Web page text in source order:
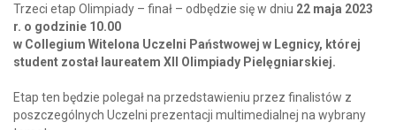
Trzeci etap Olimpiady – finał – odbędzie się w dniu 22 maja 2023
r. o godzinie 10.00
w Collegium Witelona Uczelni Państwowej w Legnicy, której
student został laureatem XII Olimpiady Pielęgniarskiej.
Etap ten będzie polegał na przedstawieniu przez finalistów z
poszczególnych Uczelni prezentacji multimedialnej na wybrany